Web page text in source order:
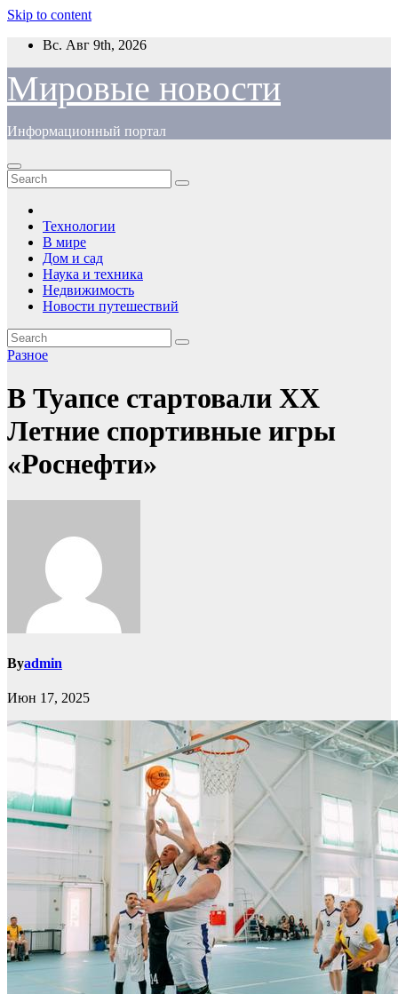
Skip to content
Вс. Авг 9th, 2026
Мировые новости
Информационный портал
Технологии
В мире
Дом и сад
Наука и техника
Недвижимость
Новости путешествий
Разное
В Туапсе стартовали ХX
Летние спортивные игры
«Роснефти»
Byadmin
Июн 17, 2025